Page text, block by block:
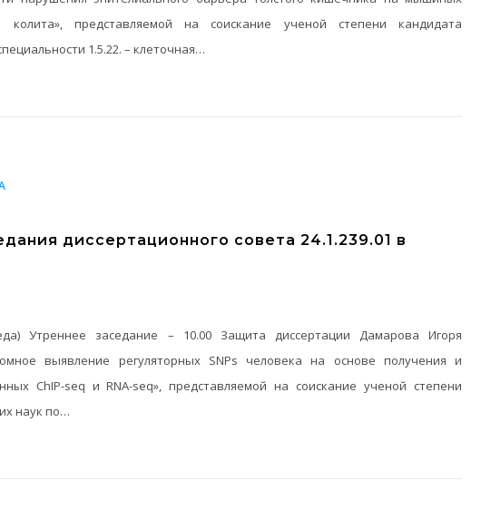
колита», представляемой на соискание ученой степени кандидата
1.5.22. – клеточная…
диссертационного совета 24.1.239.01 в
Утреннее заседание – 10.00 Защита диссертации Дамарова Игоря
выявление регуляторных SNPs человека на основе получения и
ChIP-seq и RNA-seq», представляемой на соискание ученой степени
наук по…